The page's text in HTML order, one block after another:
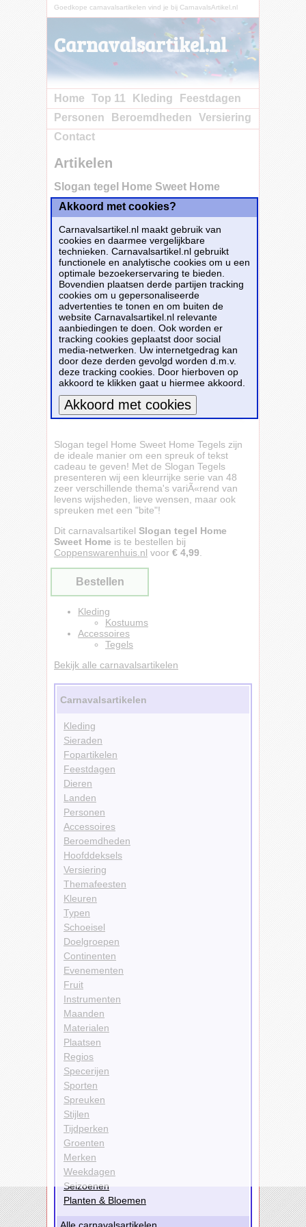
Goedkope carnavalsartikelen vind je bij CarnavalsArtikel.nl
Carnavalsartikel.nl
Home Top 11 Kleding
Feestdagen
Personen
Beroemdheden
Versiering
Contact
Artikelen
Slogan tegel Home Sweet Home
Slogan tegel Home Sweet Home Tegels zijn
de ideale manier om een spreuk of tekst
cadeau te geven! Met de Slogan Tegels
presenteren wij een kleurrijke serie van 48
zeer verschillende thema's variÃ«rend van
levens wijsheden, lieve wensen, maar ook
spreuken met een "bite"!
Dit carnavalsartikel Slogan tegel Home
Sweet Home is te bestellen bij
Coppenswarenhuis.nl voor € 4,99.
Bestellen
Kleding
Kostuums
Accessoires
Tegels
Bekijk alle carnavalsartikelen
Carnavalsartikelen
Kleding
Sieraden
Fopartikelen
Feestdagen
Dieren
Landen
Personen
Accessoires
Beroemdheden
Hoofddeksels
Versiering
Themafeesten
Kleuren
Typen
Schoeisel
Doelgroepen
Continenten
Evenementen
Fruit
Instrumenten
Maanden
Materialen
Plaatsen
Regios
Specerijen
Sporten
Spreuken
Stijlen
Tijdperken
Groenten
Merken
Weekdagen
Seizoenen
Planten & Bloemen
Akkoord met cookies?
Carnavalsartikel.nl maakt gebruik van
cookies en daarmee vergelijkbare
technieken. Carnavalsartikel.nl gebruikt
functionele en analytische cookies om u een
optimale bezoekerservaring te bieden.
Bovendien plaatsen derde partijen tracking
cookies om u gepersonaliseerde
advertenties te tonen en om buiten de
website Carnavalsartikel.nl relevante
aanbiedingen te doen. Ook worden er
tracking cookies geplaatst door social
media-netwerken. Uw internetgedrag kan
door deze derden gevolgd worden d.m.v.
deze tracking cookies. Door hierboven op
akkoord te klikken gaat u hiermee akkoord.